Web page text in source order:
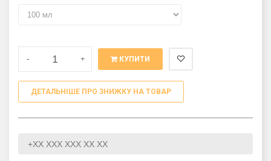
- + КУПИТИ
ДЕТАЛЬНІШЕ ПРО ЗНИЖКУ НА ТОВАР